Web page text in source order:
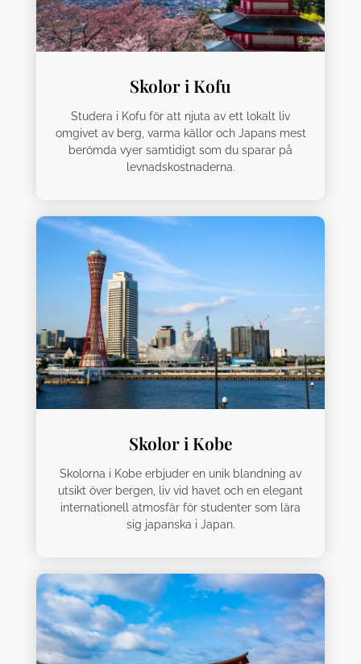
Skolor i Kofu
Studera i Kofu för att njuta av ett lokalt liv
omgivet av berg, varma källor och Japans mest
berömda vyer samtidigt som du sparar på
levnadskostnaderna.
Skolor i Kobe
Skolorna i Kobe erbjuder en unik blandning av
utsikt över bergen, liv vid havet och en elegant
internationell atmosfär för studenter som lära
sig japanska i Japan.